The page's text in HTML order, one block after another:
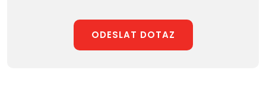
ODESLAT DOTAZ